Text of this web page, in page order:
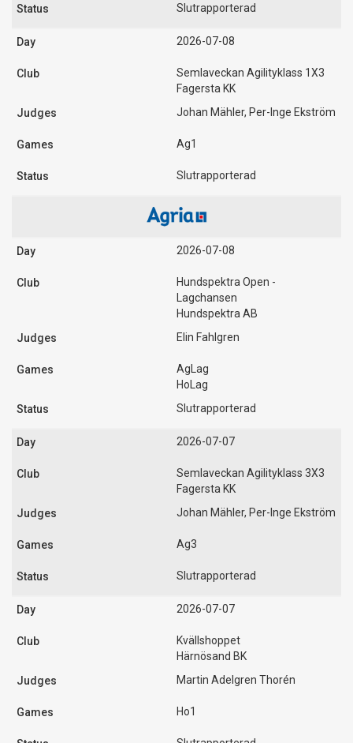
Slutrapporterad
2026-07-08
Semlaveckan Agilityklass 1X3
Fagersta KK
Johan Mähler, Per-Inge Ekström
Ag1
Slutrapporterad
2026-07-08
Hundspektra Open -
Lagchansen
Hundspektra AB
Elin Fahlgren
AgLag
HoLag
Slutrapporterad
2026-07-07
Semlaveckan Agilityklass 3X3
Fagersta KK
Johan Mähler, Per-Inge Ekström
Ag3
Slutrapporterad
2026-07-07
Kvällshoppet
Härnösand BK
Martin Adelgren Thorén
Ho1